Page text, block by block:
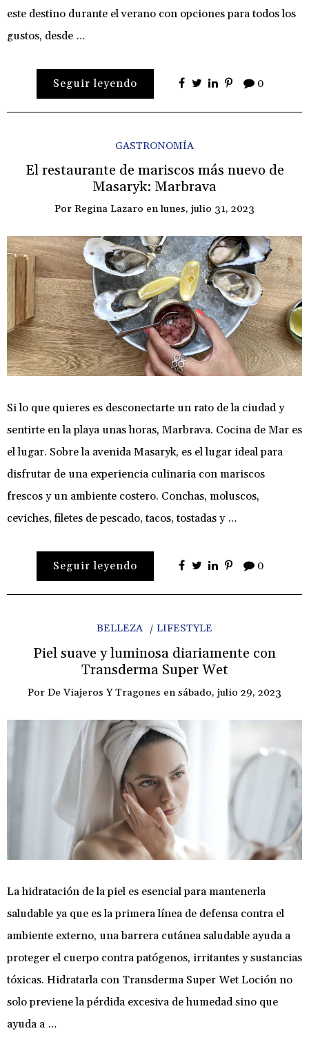
este destino durante el verano con opciones para todos los
gustos, desde …
Seguir leyendo 0
GASTRONOMÍA
El restaurante de mariscos más nuevo de
Masaryk: Marbrava
Por Regina Lazaro enlunes, julio 31, 2023
Si lo que quieres es desconectarte un rato de la ciudad y
sentirte en la playa unas horas, Marbrava. Cocina de Mar es
el lugar. Sobre la avenida Masaryk, es el lugar ideal para
disfrutar de una experiencia culinaria con mariscos
frescos y un ambiente costero. Conchas, moluscos,
ceviches, filetes de pescado, tacos, tostadas y …
Seguir leyendo 0
BELLEZA LIFESTYLE
Piel suave y luminosa diariamente con
Transderma Super Wet
Por De Viajeros Y Tragones ensábado, julio 29, 2023
La hidratación de la piel es esencial para mantenerla
saludable ya que es la primera línea de defensa contra el
ambiente externo, una barrera cutánea saludable ayuda a
proteger el cuerpo contra patógenos, irritantes y sustancias
tóxicas. Hidratarla con Transderma Super Wet Loción no
solo previene la pérdida excesiva de humedad sino que
ayuda a …